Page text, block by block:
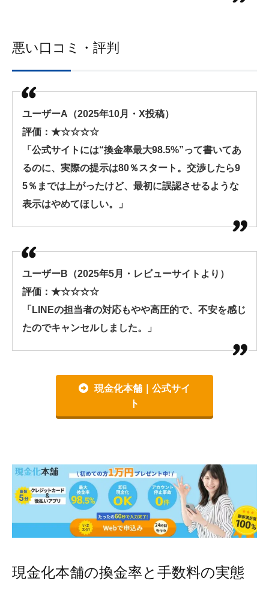
悪い口コミ・評判
ユーザーA（2025年10月・X投稿）
評価：★☆☆☆☆
「公式サイトには“換金率最大98.5%”って書いてあ
るのに、実際の提示は80％スタート。交渉したら9
5％までは上がったけど、最初に誤認させるような
表示はやめてほしい。」
ユーザーB（2025年5月・レビューサイトより）
評価：★☆☆☆☆
「LINEの担当者の対応もやや高圧的で、不安を感じ
たのでキャンセルしました。」
現金化本舗｜公式サイ
ト
現金化本舗の換金率と手数料の実態